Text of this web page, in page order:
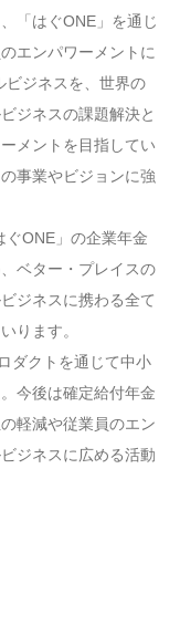
「はぐONE」を通じ
エンパワーメントに
ビジネスを、世界の
ジネスの課題解決と
メントを目指してい
事業やビジョンに強
ONE」の企業年金
ベター・プレイスの
ジネスに携わる全て
ります。
ダクトを通じて中小
今後は確定給付年金
軽減や従業員のエン
ジネスに広める活動